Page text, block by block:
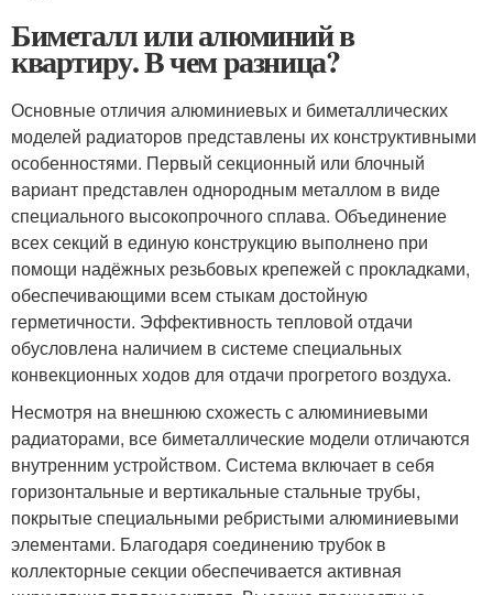
Биметалл или алюминий в
квартиру. В чем разница?
Основные отличия алюминиевых и биметаллических
моделей радиаторов представлены их конструктивными
особенностями. Первый секционный или блочный
вариант представлен однородным металлом в виде
специального высокопрочного сплава. Объединение
всех секций в единую конструкцию выполнено при
помощи надёжных резьбовых крепежей с прокладками,
обеспечивающими всем стыкам достойную
герметичности. Эффективность тепловой отдачи
обусловлена наличием в системе специальных
конвекционных ходов для отдачи прогретого воздуха.
Несмотря на внешнюю схожесть с алюминиевыми
радиаторами, все биметаллические модели отличаются
внутренним устройством. Система включает в себя
горизонтальные и вертикальные стальные трубы,
покрытые специальными ребристыми алюминиевыми
элементами. Благодаря соединению трубок в
коллекторные секции обеспечивается активная